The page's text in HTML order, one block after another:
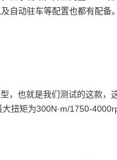
自动驻车等配置也都有配备。
，也就是我们测试的这款，
扭矩为300N·m/1750-